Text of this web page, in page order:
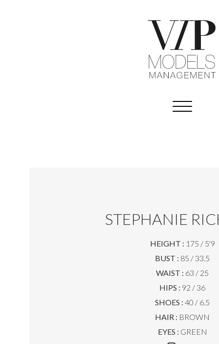
STEPHANIE
HEIGHT : 175 / 5'9
BUST : 85 / 33.5
WAIST : 63 / 25
HIPS : 92 / 36
SHOES : 40 / 6.5
HAIR : BROWN
EYES : GREEN